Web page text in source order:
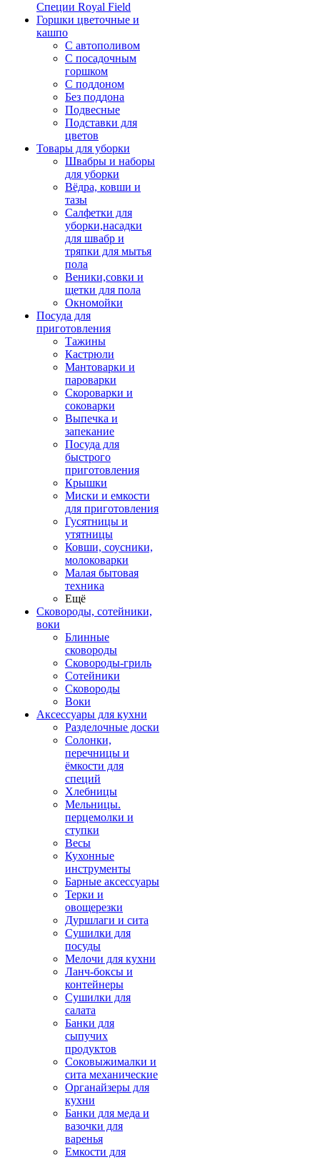
Специи Royal Field
Горшки цветочные и
кашпо
С автополивом
С посадочным
горшком
С поддоном
Без поддона
Подвесные
Подставки для
цветов
Товары для уборки
Швабры и наборы
для уборки
Вёдра, ковши и
тазы
Салфетки для
уборки,насадки
для швабр и
тряпки для мытья
пола
Веники,совки и
щетки для пола
Окномойки
Посуда для
приготовления
Тажины
Кастрюли
Мантоварки и
пароварки
Скороварки и
соковарки
Выпечка и
запекание
Посуда для
быстрого
приготовления
Крышки
Миски и емкости
для приготовления
Гусятницы и
утятницы
Ковши, соусники,
молоковарки
Малая бытовая
техника
Ещё
Сковороды, сотейники,
воки
Блинные
сковороды
Сковороды-гриль
Сотейники
Сковороды
Воки
Аксессуары для кухни
Разделочные доски
Солонки,
перечницы и
ёмкости для
специй
Хлебницы
Мельницы.
перцемолки и
ступки
Весы
Кухонные
инструменты
Барные аксессуары
Терки и
овощерезки
Дуршлаги и сита
Сушилки для
посуды
Мелочи для кухни
Ланч-боксы и
контейнеры
Сушилки для
салата
Банки для
сыпучих
продуктов
Соковыжималки и
сита механические
Органайзеры для
кухни
Банки для меда и
вазочки для
варенья
Емкости для